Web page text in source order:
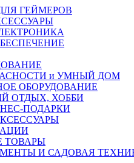
ГЕЙМЕРОВ
и УМНЫЙ ДОМ
ОБОРУДОВАНИЕ
ОТДЫХ, ХОББИ
ПОДАРКИ
ТОВАРЫ
И САДОВАЯ